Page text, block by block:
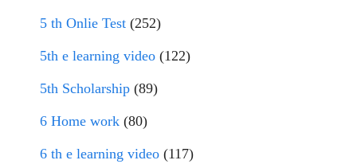
5 th Onlie Test (252)
5th e learning video (122)
5th Scholarship (89)
6 Home work (80)
6 th e learning video (117)